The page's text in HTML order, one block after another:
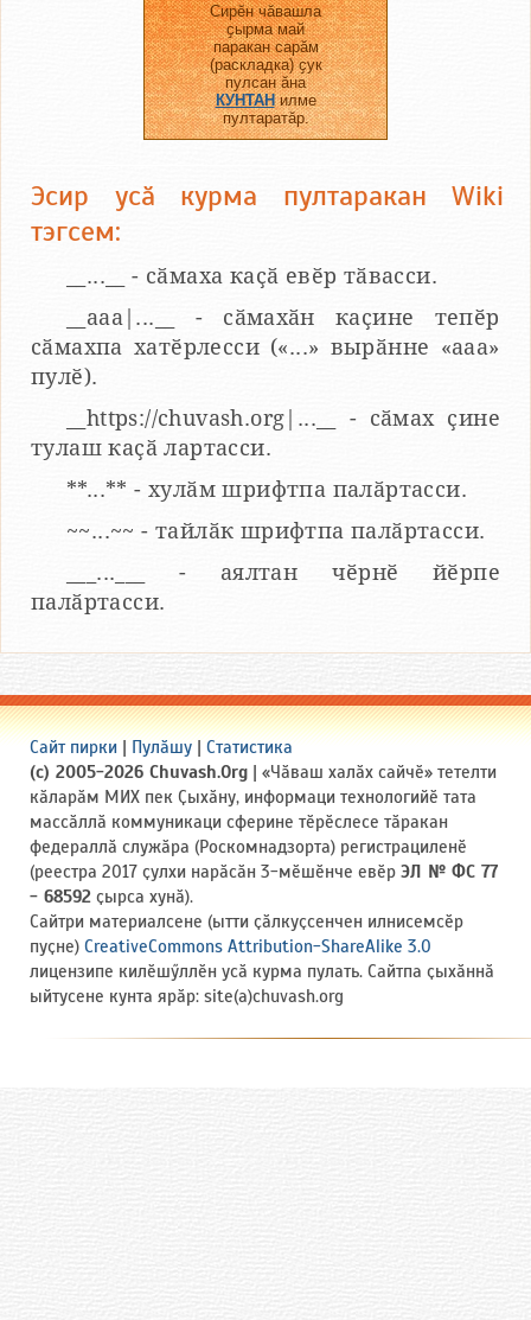
Сирӗн чӑвашла
ҫырма май
паракан сарӑм
(раскладка) ҫук
пулсан ӑна
КУНТАНилме
пултаратӑр.
Эсир усӑ курма пултаракан Wiki
тэгсем:
__...__ - сӑмаха каҫӑ евӗр тӑвасси.
__aaa|...__ - сӑмахӑн каҫине тепӗр
сӑмахпа хатӗрлесси («...» вырӑнне «ааа»
пулӗ).
__https://chuvash.org|...__ - сӑмах ҫине
тулаш каҫӑ лартасси.
**...** - хулӑм шрифтпа палӑртасси.
~~...~~ - тайлӑк шрифтпа палӑртасси.
___...___ - аялтан чӗрнӗ йӗрпе
палӑртасси.
Сайт пирки | Пулӑшу | Статистика
(c) 2005-2026 Chuvash.Org | «Чӑваш халӑх сайчӗ» тетелти
кӑларӑм МИХ пек Ҫыхӑну, информаци технологийӗ тата
массӑллӑ коммуникаци сферине тӗрӗслесе тӑракан
федераллӑ служӑра (Роскомнадзорта) регистрациленӗ
(реестра 2017 ҫулхи нарӑсӑн 3-мӗшӗнче евӗр ЭЛ № ФС 77
- 68592 ҫырса хунӑ).
Сайтри материалсене (ытти ҫӑлкуҫсенчен илнисемсӗр
пуҫне) CreativeCommons Attribution-ShareAlike 3.0
лицензипе килӗшӳллӗн усӑ курма пулать. Сайтпа ҫыхӑннӑ
ыйтусене кунта ярӑр: site(a)chuvash.org